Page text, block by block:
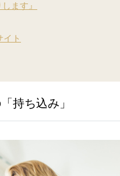
ます』
ト
持ち込み」